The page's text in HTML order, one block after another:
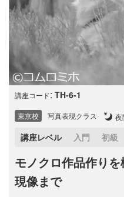
講座コード: TH-6-1
東京校 写真表現クラス 夜
講座レベル 入門 初級
モノクロ作品作り
現像まで